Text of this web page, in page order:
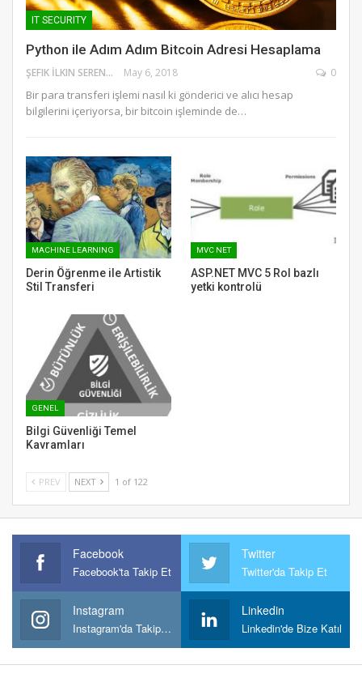
IT SECURITY
Python ile Adım Adım Bitcoin Adresi Hesaplama
ŞEFIK İLKIN SERENGIL May 6, 2018 0
Bir para transferi işlemi nasıl ki gönderici ve alıcı hesap
bilgilerini içeriyorsa, bir bitcoin işleminde de…
MACHINE LEARNING
Derin Öğrenme ile Artistik
Stil Transferi
MVC NET
ASP.NET MVC 5 Rol bazlı
yetki kontrolü
GENEL
Bilgi Güvenliği Temel
Kavramları
PREV NEXT 1 of 122
Facebook
Facebook'ta Takip Et
Twitter
Twitter'da Takip Et
Instagram
Instagram'da Takipt Et
Linkedin
Linkedin'de Bize Katıl